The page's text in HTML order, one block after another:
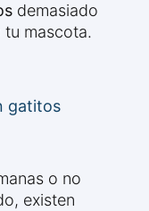
demasiado
mascota.
gatitos
o no
existen